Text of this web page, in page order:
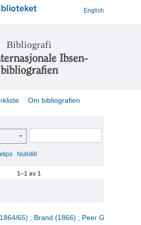
English
Bibliografi
Ibsen-
bibliografien
Om bibliografien
Nullstill
1–1 av 1
65) ; Brand (1866) ; Peer Gynt (1867)]